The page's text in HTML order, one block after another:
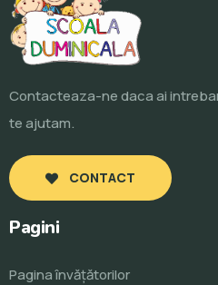
Contacteaza-ne daca ai
te ajutam.
CONTACT
Pagini
Pagina învăţătorilor